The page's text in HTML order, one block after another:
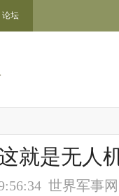
论坛
就是无人
世界军事